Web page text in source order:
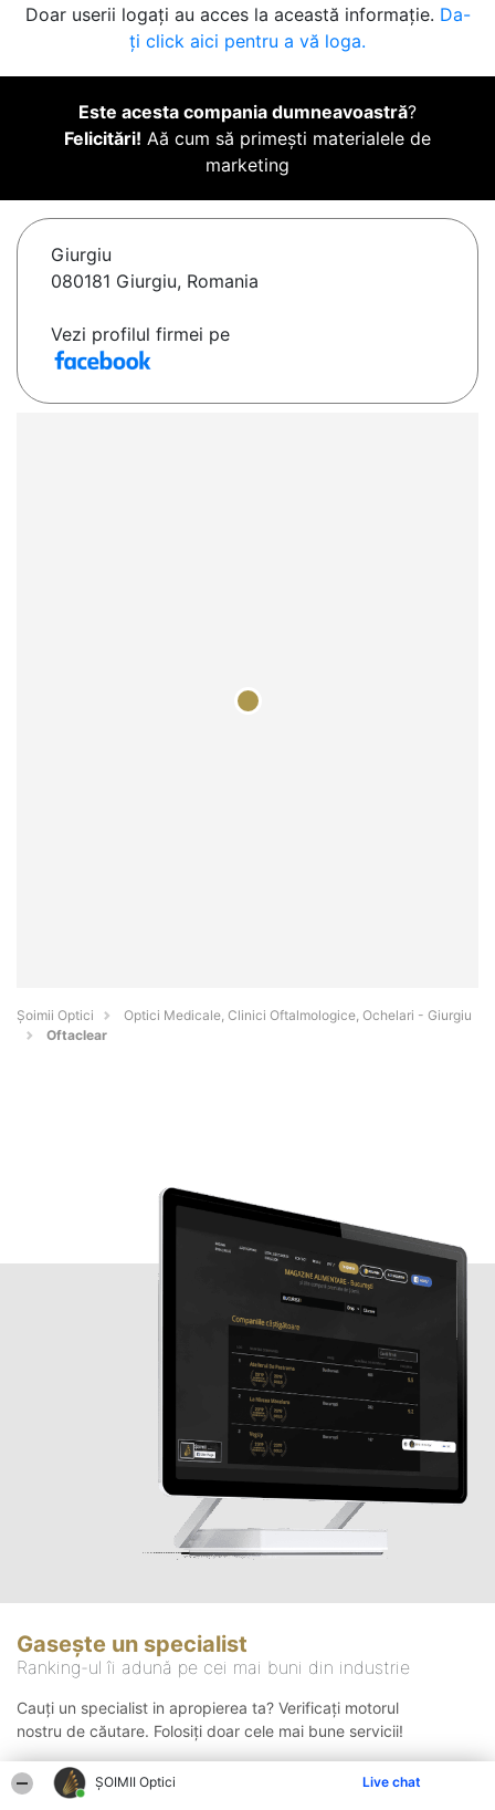
ȘOIMII Optici Live chat
Doar userii logați au acces la această informație. Da-
ți click aici pentru a vă loga.
Este acesta compania dumneavoastră?
Felicitări! Aă cum să primești materialele de
marketing
Giurgiu
080181 Giurgiu, Romania
Vezi profilul firmei pe
Șoimii Optici
Optici Medicale, Clinici Oftalmologice, Ochelari - Giurgiu
Oftaclear
Gasește un specialist
Ranking-ul îi adună pe cei mai buni din industrie
Cauți un specialist in apropierea ta? Verificați motorul
nostru de căutare. Folosiți doar cele mai bune servicii!